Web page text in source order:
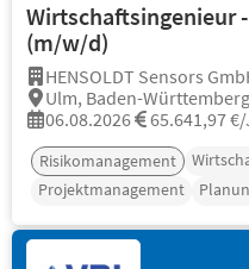
Wirtschaftsingenieur
(m/w/d)
HENSOLDT Sensors
Ulm, Baden-Württemberg
06.08.2026
65.641,97
Risikomanagement
Projektmanagement